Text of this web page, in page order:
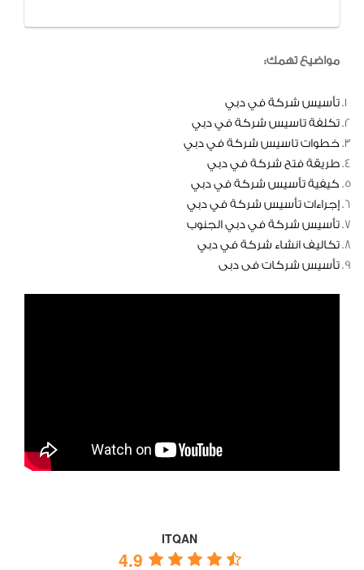
مواضيع تهمك:
تأسيس شركة في دبي
تكلفة تاسيس شركة في دبي
خطوات تاسيس شركة في دبي
طريقة فتح شركة في دبي
كيفية تأسيس شركة في دبي
إجراءات تأسيس شركة في دبي
تأسيس شركة في دبي الجنوب
تكاليف انشاء شركة في دبي
تأسيس شركات فى دبى
ITQAN
4.9